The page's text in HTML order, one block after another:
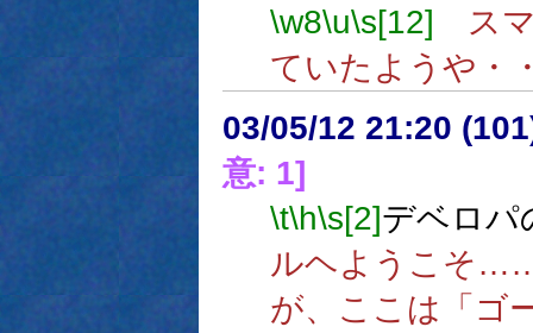
\w8\u\s[12]
ス
ていたようや・
03/05/12 21:20
意: 1]
\t\h\s[2]デベロパ
ルヘようこそ
が、ここは「ゴ